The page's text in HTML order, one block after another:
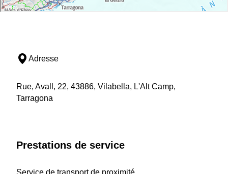
Adresse
Rue, Avall, 22, 43886, Vilabella, L'Alt Camp,
Tarragona
Prestations de service
Service de transport de proximité